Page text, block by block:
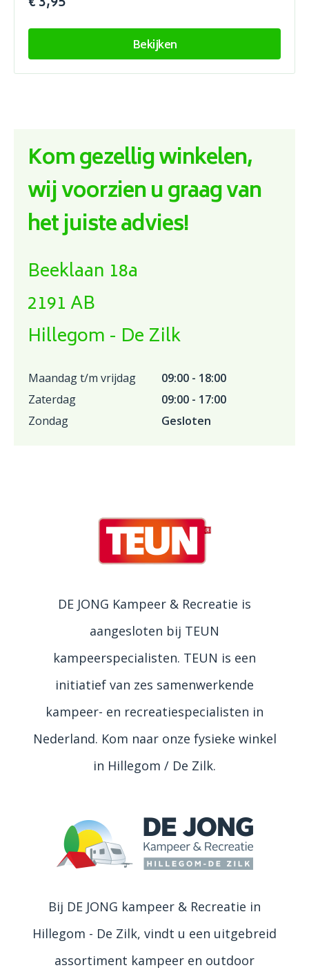
Bekijken
Kom gezellig winkelen,
wij voorzien u graag van
het juiste advies!
Beeklaan 18a
2191 AB
Hillegom - De Zilk
Maandag t/m vrijdag
09:00 - 18:00
Zaterdag
09:00 - 17:00
Zondag
Gesloten
DE JONG Kampeer & Recreatie is
aangesloten bij TEUN
kampeerspecialisten. TEUN is een
initiatief van zes samenwerkende
kampeer- en recreatiespecialisten in
Nederland. Kom naar onze fysieke winkel
in Hillegom / De Zilk.
Bij DE JONG kampeer & Recreatie in
Hillegom - De Zilk, vindt u een uitgebreid
assortiment kampeer en outdoor